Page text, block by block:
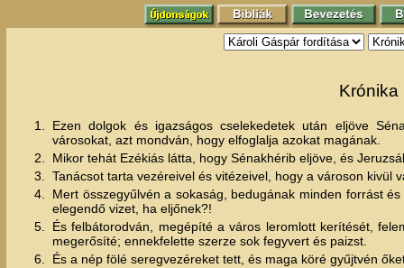
Krónika
1.
Ezen dolgok és igazságos cselekedetek után eljöve
városokat, azt mondván, hogy elfoglalja azokat magának.
2.
Mikor tehát Ezékiás látta, hogy Sénakhérib eljöve, és
3.
Tanácsot tarta vezéreivel és vitézeivel, hogy a városon
4.
Mert összegyűlvén a sokaság, bedugának minden forrást
elegendő vizet, ha eljőnek?!
5.
És felbátorodván, megépíté a város leromlott kerítését,
megerősíté; ennekfelette szerze sok fegyvert és paizst.
6.
És a nép fölé seregvezéreket tett, és maga köré gyűjtvén